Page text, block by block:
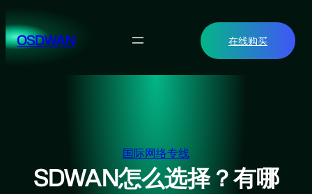
至
内OSDWAN 在线购买
国际网络专线
SDWAN怎么选择？有哪